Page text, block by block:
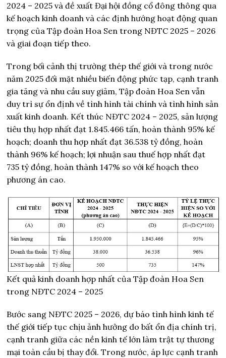
2024 – 2025 và đề xuất Đại hội đồng cổ đông thông qua
kế hoạch kinh doanh và các định hướng hoạt động quan
trọng của Tập đoàn Hoa Sen trong NĐTC 2025 – 2026
và giai đoạn tiếp theo.
Trong bối cảnh thị trường thép thế giới và trong nước
năm 2025 đối mặt nhiều biến động phức tạp, cạnh tranh
gia tăng và nhu cầu suy giảm, Tập đoàn Hoa Sen vẫn
duy trì sự ổn định về tình hình tài chính và tình hình sản
xuất kinh doanh. Kết thúc NĐTC 2024 – 2025, sản lượng
tiêu thụ hợp nhất đạt 1.845.466 tấn, hoàn thành 95% kế
hoạch; doanh thu hợp nhất đạt 36.538 tỷ đồng, hoàn
thành 96% kế hoạch; lợi nhuận sau thuế hợp nhất đạt
735 tỷ đồng, hoàn thành 147% so với kế hoạch theo
phương án cao.
Kết quả kinh doanh hợp nhất của Tập đoàn Hoa Sen
trong NĐTC 2024 – 2025
Bước sang NĐTC 2025 – 2026, dự báo tình hình kinh tế
thế giới tiếp tục chịu ảnh hưởng do bất ổn địa chính trị,
cạnh tranh giữa các nền kinh tế lớn làm trật tự thương
mại toàn cầu bị thay đổi. Trong nước, áp lực cạnh tranh